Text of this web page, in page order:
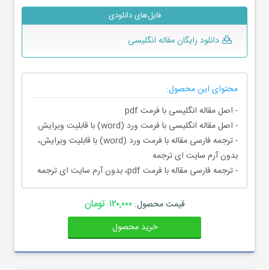
فایل‌های دانلودی
دانلود رایگان مقاله انگلیسی
محتوای این محصول:
- اصل مقاله انگلیسی با فرمت pdf
- اصل مقاله انگلیسی با فرمت ورد (word) با قابلیت ویرایش
- ترجمه فارسی مقاله با فرمت ورد (word) با قابلیت ویرایش،
بدون آرم سایت ای ترجمه
- ترجمه فارسی مقاله با فرمت pdf، بدون آرم سایت ای ترجمه
قیمت محصول:۱۲۰,۰۰۰ تومان
خرید محصول